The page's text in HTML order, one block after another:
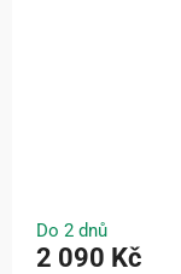
Do 2 dnů
2 090 Kč